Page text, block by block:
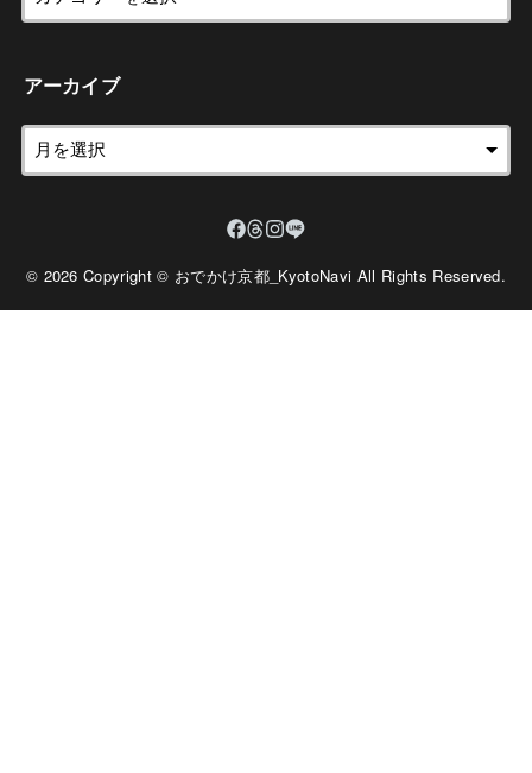
アーカイブ
© 2026 Copyright © おでかけ京都_KyotoNavi All Rights Reserved.